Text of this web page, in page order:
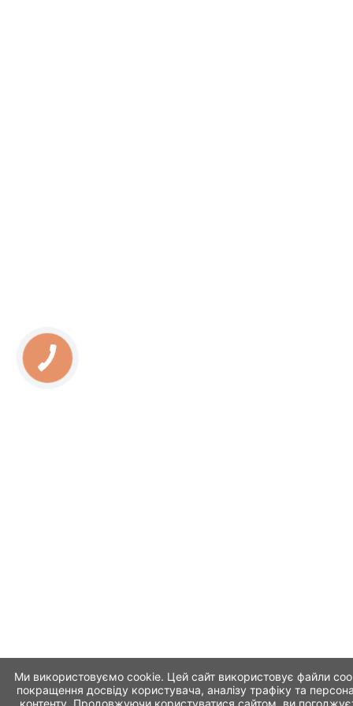
Ми використовуємо cookie. Цей сайт використовує файли
покращення досвіду користувача, аналізу трафіку та
контенту. Продовжуючи користуватися сайтом, ви